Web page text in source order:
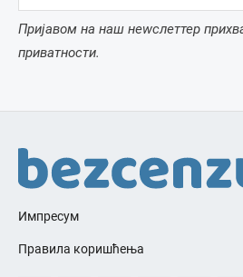
Пријавом на наш неwслеттер
приватности.
Импресум
Правила коришћења